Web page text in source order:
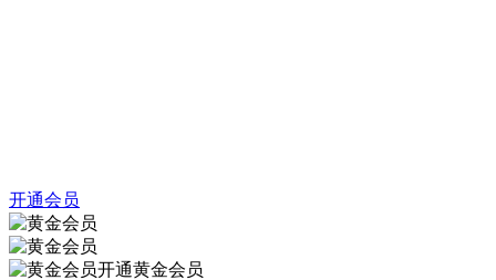
开通会员
开通黄金会员